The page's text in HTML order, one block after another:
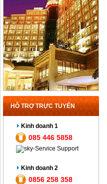
HỖ TRỢ TRỰC TUYẾN
Kinh doanh 1
085 446 5858
Kinh doanh 2
0856 258 358